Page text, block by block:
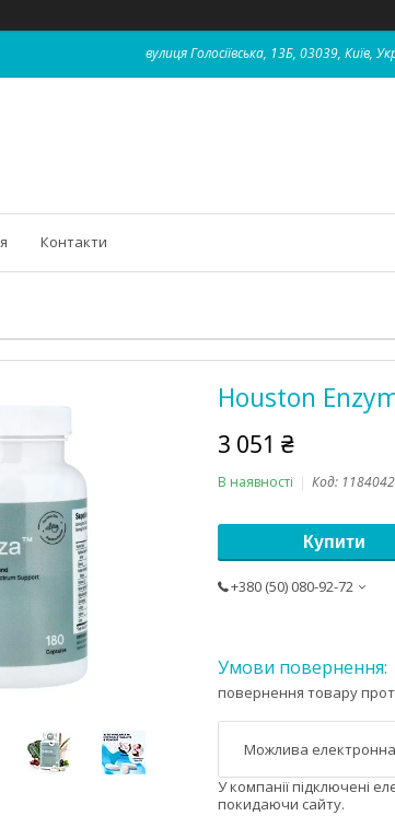
вулиця Голосіївська, 13Б, 03039, Київ,
Контакти
Houston
3 051 ₴
В наявності Код:
Купити
+380 (50) 080-92-72
повернення товару
У компанії підключені
покидаючи сайту.